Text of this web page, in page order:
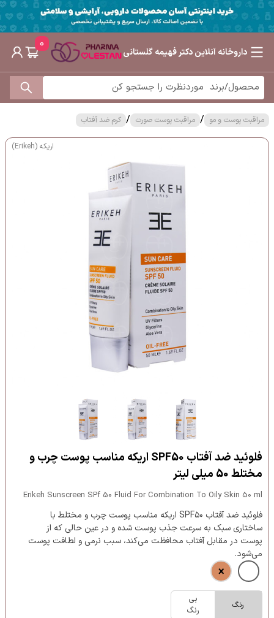
داروخانه آنلاین دکتر فهیمه گلستانی
0
مراقبت پوست و مو / مراقبت پوست صورت / کرم ضد آفتاب
اریکه (Erikeh)
فلوئید ضد آفتاب SPF50 اریکه مناسب پوست چرب و
مختلط 50 میلی لیتر
Erikeh Sunscreen SPf 50 Fluid For Combination To Oily Skin 50 ml
فلوئید ضد آفتاب SPF۵۰ اریکه مناسب پوست چرب و مختلط با
ساختاری سبک به سرعت جذب پوست شده و در عین حالی که از
پوست در مقابل آفتاب محافظت می‌کند، سبب نرمی و لطافت پوست
می‌شود.
رنگ
بی
رنگ